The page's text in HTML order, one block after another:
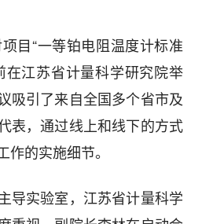
目“一等铂电阻温度计标准
在江苏省计量科学研究院举
吸引了来自全国多个省市及
表，通过线上和线下的方式
的实施细节。
导实验室，江苏省计量科学